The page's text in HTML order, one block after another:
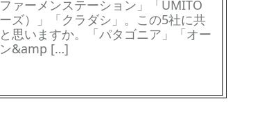
ァーメンステーション」「UMITO
ズ）」「クラダシ」。この5社に共
思いますか。「パタゴニア」「オー
&amp […]